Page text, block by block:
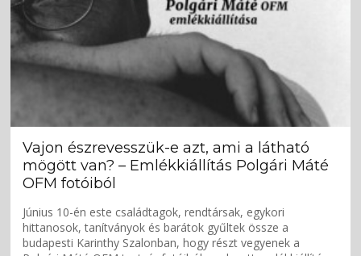
Vajon észrevesszük-e azt, ami a látható
mögött van? – Emlékkiállítás Polgári Máté
OFM fotóiból
Június 10-én este családtagok, rendtársak, egykori
hittanosok, tanítványok és barátok gyűltek össze a
budapesti Karinthy Szalonban, hogy részt vegyenek a